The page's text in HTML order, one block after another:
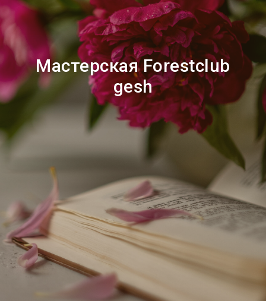
Мастерская Forestclub
gesh